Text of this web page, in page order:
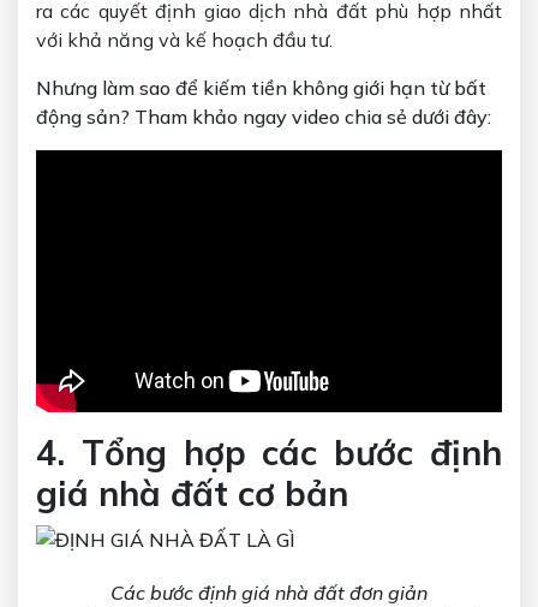
ra các quyết định giao dịch nhà đất phù hợp nhất
với khả năng và kế hoạch đầu tư.
Nhưng làm sao để kiếm tiền không giới hạn từ bất
động sản? Tham khảo ngay video chia sẻ dưới đây:
4. Tổng hợp các bước định
giá nhà đất cơ bản
Các bước định giá nhà đất đơn giản